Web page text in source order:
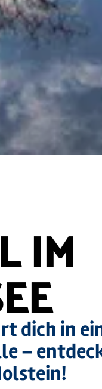
IM
dich in
–